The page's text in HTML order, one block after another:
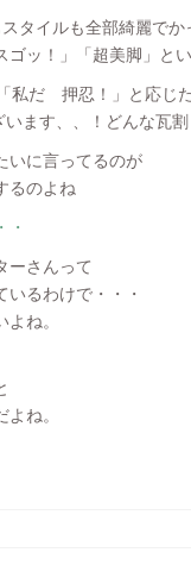
タイルも全部綺麗で
ッ！」「超美脚」と
私だ 押忍！」と応じ
ます、、！どんな瓦
いに言ってるのが
るのよね
ーさんって
るわけで・・・
ね。
ね。